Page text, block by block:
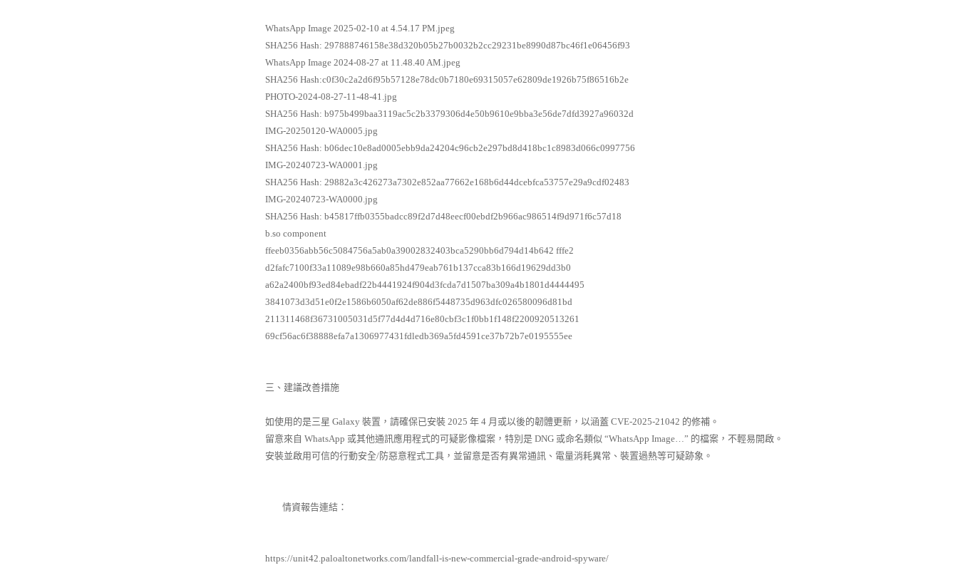
WhatsApp Image 2025-02-10 at 4.54.17 PM.jpeg
SHA256 Hash: 297888746158e38d320b05b27b0032b2cc29231be8990d87bc46f1e06456f93
WhatsApp Image 2024-08-27 at 11.48.40 AM.jpeg
SHA256 Hash:c0f30c2a2d6f95b57128e78dc0b7180e69315057e62809de1926b75f86516b2e
PHOTO-2024-08-27-11-48-41.jpg
SHA256 Hash: b975b499baa3119ac5c2b3379306d4e50b9610e9bba3e56de7dfd3927a96032d
IMG-20250120-WA0005.jpg
SHA256 Hash: b06dec10e8ad0005ebb9da24204c96cb2e297bd8d418bc1c8983d066c0997756
IMG-20240723-WA0001.jpg
SHA256 Hash: 29882a3c426273a7302e852aa77662e168b6d44dcebfca53757e29a9cdf02483
IMG-20240723-WA0000.jpg
SHA256 Hash: b45817ffb0355badcc89f2d7d48eecf00ebdf2b966ac986514f9d971f6c57d18
b.so component
ffeeb0356abb56c5084756a5ab0a39002832403bca5290bb6d794d14b642 fffe2
d2fafc7100f33a11089e98b660a85hd479eab761b137cca83b166d19629dd3b0
a62a2400bf93ed84ebadf22b4441924f904d3fcda7d1507ba309a4b1801d4444495
3841073d3d51e0f2e1586b6050af62de886f5448735d963dfc026580096d81bd
211311468f36731005031d5f77d4d4d716e80cbf3c1f0bb1f148f2200920513261
69cf56ac6f38888efa7a1306977431fdledb369a5fd4591ce37b72b7e0195555ee
三、建議改善措施
如使用的是三星 Galaxy 裝置，請確保已安裝 2025 年 4 月或以後的韌體更新，以涵蓋 CVE-2025-21042 的修補。
留意來自 WhatsApp 或其他通訊應用程式的可疑影像檔案，特別是 DNG 或命名類似 “WhatsApp Image…” 的檔案，不輕易開啟。
安裝並啟用可信的行動安全/防惡意程式工具，並留意是否有異常通訊、電量消耗異常、裝置過熱等可疑跡象。
情資報告連結：
https://unit42.paloaltonetworks.com/landfall-is-new-commercial-grade-android-spyware/